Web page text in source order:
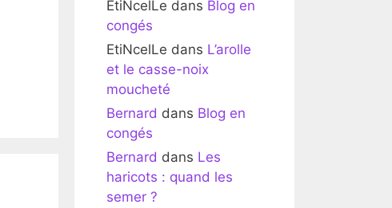
EtiNcelLe dans Blog en
congés
EtiNcelLe dans L’arolle
et le casse-noix
moucheté
Bernard dans Blog en
congés
Bernard dans Les
haricots : quand les
semer ?